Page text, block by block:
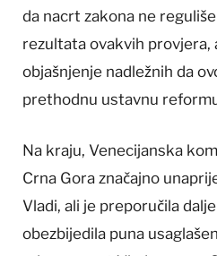
da nacrt zakona ne
rezultata ovakvih provjera,
objašnjenje nadležnih da
prethodnu ustavnu
Na kraju, Venecijanska
Crna Gora značajno
Vladi, ali je preporučila
obezbijedila puna